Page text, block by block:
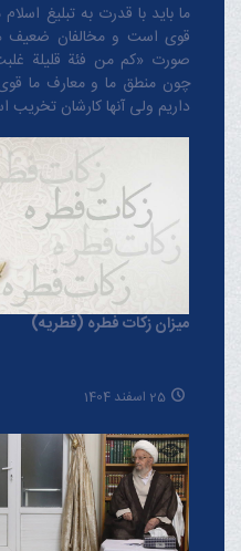
ما باید با قدرت به تبلیغ
قوی است و مخالفان ضعیف
صورت «کم من فئة قلیلة غلبت
چون منطق‌ ما و معارف ‌ما
داریم ولی آنها کارشان
میزان زکات فطره (فطریه)
25 اسفند 1404